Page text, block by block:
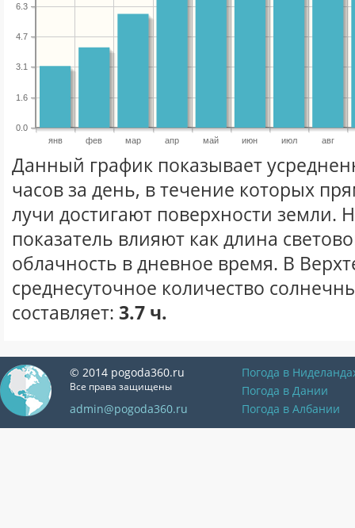
янв фев мар апр май июн июл авг
0.0
1.6
3.1
4.7
6.3
Данный график показывает
часов за день, в течение которых
лучи достигают поверхности земли.
показатель влияют как длина
облачность в дневное время. В
среднесуточное количество
составляет: 3.7 ч.
© 2014 pogoda360.ru
Все права защищены
admin@pogoda360.ru
Погода в
Погода в Дании
Погода в Албании